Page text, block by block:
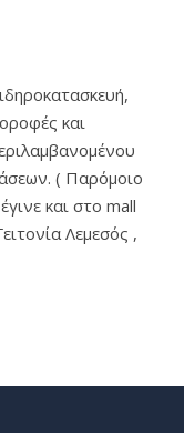
και
( Παρόμοιο
και στο mall
Λεμεσός ,